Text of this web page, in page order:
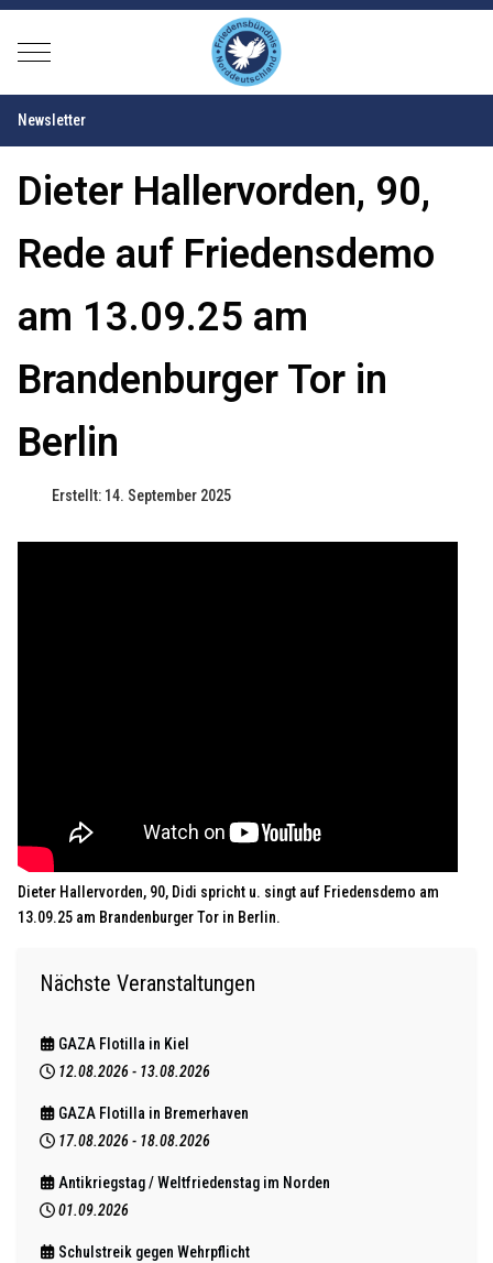
Mobile Menu Toggle
Newsletter
Dieter Hallervorden, 90,
Rede auf Friedensdemo
am 13.09.25 am
Brandenburger Tor in
Berlin
Erstellt: 14. September 2025
Dieter Hallervorden, 90, Didi spricht u. singt auf Friedensdemo am
13.09.25 am Brandenburger Tor in Berlin.
Nächste Veranstaltungen
GAZA Flotilla in Kiel
12.08.2026 - 13.08.2026
GAZA Flotilla in Bremerhaven
17.08.2026 - 18.08.2026
Antikriegstag / Weltfriedenstag im Norden
01.09.2026
Schulstreik gegen Wehrpflicht